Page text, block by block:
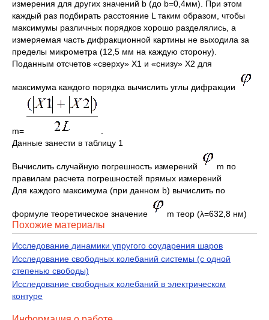
измерения для других значений b (до b=0,4мм). При этом
каждый раз подбирать расстояние L таким образом, чтобы
максимумы различных порядков хорошо разделялись, а
измеряемая часть дифракционной картины не выходила за
пределы микрометра (12,5 мм на каждую сторону).
Поданным отсчетов «сверху» Х1 и «снизу» Х2 для
максимума каждого порядка вычислить углы дифракции
m=
.
Данные занести в таблицу 1
Вычислить случайную погрешность измерений
m по
правилам расчета погрешностей прямых измерений
Для каждого максимума (при данном b) вычислить по
формуле теоретическое значение m теор (λ=632,8 нм)
Похожие материалы
Исследование динамики упругого соударения шаров
Исследование свободных колебаний системы (с одной
степенью свободы)
Исследование свободных колебаний в электрическом
контуре